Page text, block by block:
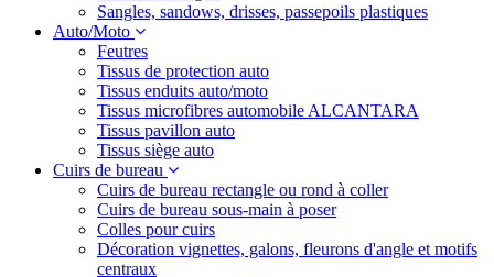
Sangles, sandows, drisses, passepoils plastiques
Auto/Moto
Feutres
Tissus de protection auto
Tissus enduits auto/moto
Tissus microfibres automobile ALCANTARA
Tissus pavillon auto
Tissus siège auto
Cuirs de bureau
Cuirs de bureau rectangle ou rond à coller
Cuirs de bureau sous-main à poser
Colles pour cuirs
Décoration vignettes, galons, fleurons d'angle et motifs
centraux